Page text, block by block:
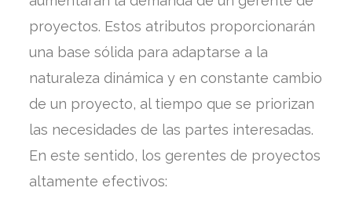
proyectos. Estos atributos proporcionarán
una base sólida para adaptarse a la
naturaleza dinámica y en constante cambio
de un proyecto, al tiempo que se priorizan
las necesidades de las partes interesadas.
En este sentido, los gerentes de proyectos
altamente efectivos: